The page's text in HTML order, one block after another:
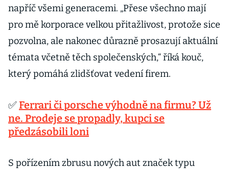
napříč všemi generacemi. „Přese všechno mají
pro mě korporace velkou přitažlivost, protože sice
pozvolna, ale nakonec důrazně prosazují aktuální
témata včetně těch společenských,“ říká kouč,
který pomáhá zlidšťovat vedení firem.
✅Ferrari či porsche výhodně na firmu? Už
ne. Prodeje se propadly, kupci se
předzásobili loni
S pořízením zbrusu nových aut značek typu